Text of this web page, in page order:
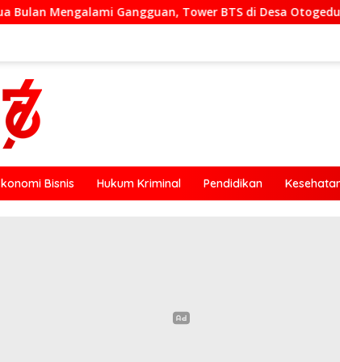
BTS di Desa Otogedu Akan Segera Diperbaiki
Bisnis Hukum Kriminal Pendidikan